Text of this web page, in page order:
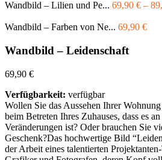
Wandbild – Lilien und Pe... 69,90 € –
Wandbild – Farben von Ne... 69,90 €
Wandbild – Leidenschaft
69,90 €
Verfügbarkeit: verfügbar
Wollen Sie das Aussehen Ihrer
beim Betreten Ihres Zuhauses, dass es
Veränderungen ist? Oder brauchen Sie
Geschenk?Das hochwertige Bild
der Arbeit eines talentierten